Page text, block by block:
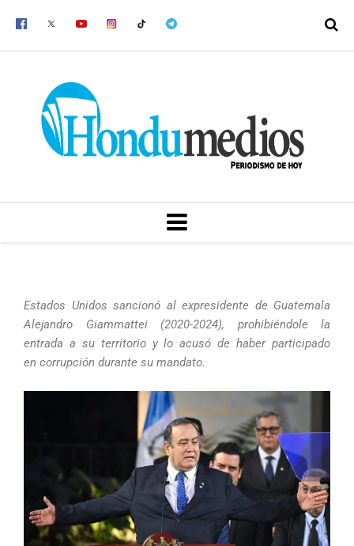
MENU
Estados Unidos sancionó al expresidente de Guatemala
Alejandro Giammattei (2020-2024), prohibiéndole la
entrada a su territorio y lo acusó de haber participado
en corrupción durante su mandato.